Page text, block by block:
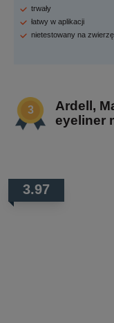
trwały
łatwy w aplikacji
nietestowany na
Ardell,
eyeliner
3.97